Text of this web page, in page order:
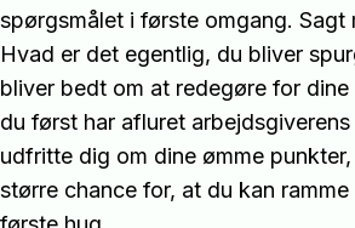
spørgsmålet i første omgang. Sagt
Hvad er det egentlig, du bliver
bliver bedt om at redegøre for dine
du først har afluret
udfritte dig om dine ømme
større chance for, at du kan